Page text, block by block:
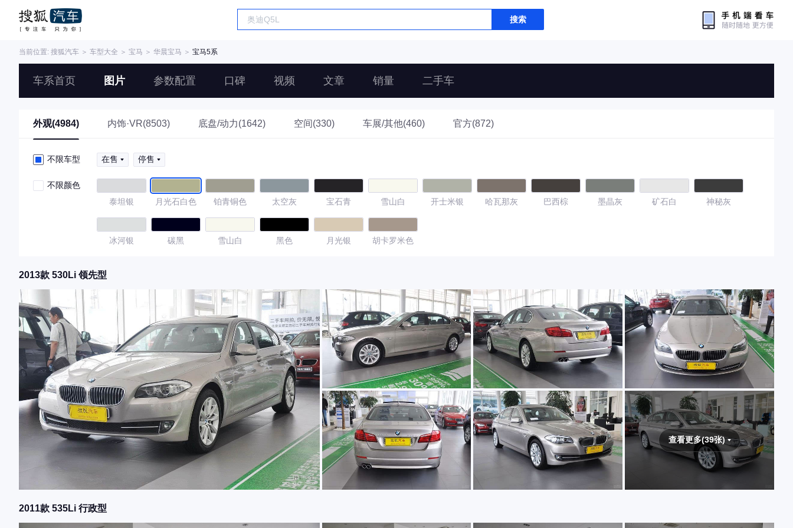
搜索
当前位置: 搜狐汽车 ＞ 车型大全 ＞ 宝马 ＞ 华晨宝马 ＞ 宝马5系
车系首页 图片 参数配置 口碑 视频 文章 销量 二手车
外观(4984) 内饰·VR(8503) 底盘/动力(1642) 空间(330) 车展/其他(460) 官方(872)
不限车型 在售 停售
不限颜色
泰坦银
月光石白色 铂青铜色 太空灰 宝石青 雪山白 开士米银 哈瓦那灰 巴西棕 墨晶灰 矿石白 神秘灰
冰河银 碳黑 雪山白 黑色 月光银 胡卡罗米色
2013款 530Li 领先型
查看更多(39张)
2011款 535Li 行政型